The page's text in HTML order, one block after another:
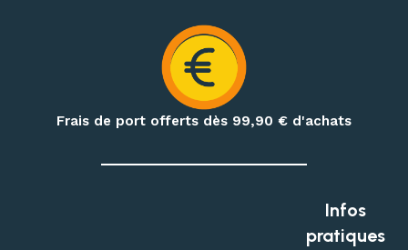
d’hydratation et produits de nutrition outdoor
Préparez également vos treks et nuits en pleine nature
avec notre matériel de bivouac :réchauds, cartouches de
gaz à visser, popotes, couverts, hamacs, moustiquaires,
livraison de votre matériel d’escalade, de canyoning, de
randonnée et de bivouac partout à La Réunion.
Frais de port offerts dès 99,90 € d'achats
Infos
pratiques